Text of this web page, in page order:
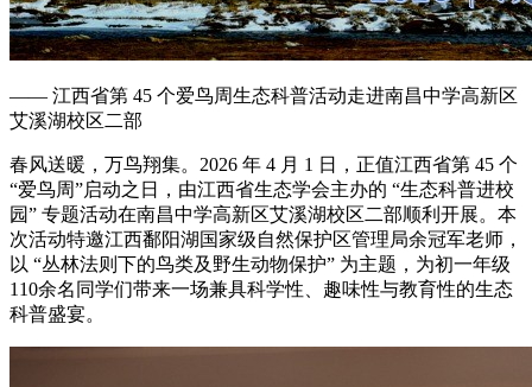
—— 江西省第 45 个爱鸟周生态科普活动走进南昌中学高新区
艾溪湖校区二部
春风送暖，万鸟翔集。2026 年 4 月 1 日，正值江西省第 45 个
“爱鸟周”启动之日，由江西省生态学会主办的 “生态科普进校
园” 专题活动在南昌中学高新区艾溪湖校区二部顺利开展。本
次活动特邀江西鄱阳湖国家级自然保护区管理局余冠军老师，
以 “丛林法则下的鸟类及野生动物保护” 为主题，为初一年级
110余名同学们带来一场兼具科学性、趣味性与教育性的生态
科普盛宴。